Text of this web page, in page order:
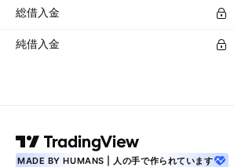
総借入金
純借入金
MADE BY HUMANS | 人の手で作られています